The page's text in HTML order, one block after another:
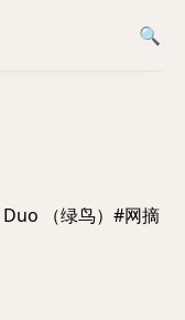
（绿鸟）#网摘